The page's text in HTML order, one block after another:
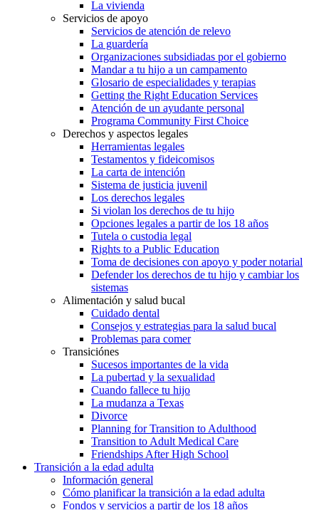
La vivienda
Servicios de apoyo
Servicios de atención de relevo
La guardería
Organizaciones subsidiadas por el gobierno
Mandar a tu hijo a un campamento
Glosario de especialidades y terapias
Getting the Right Education Services
Atención de un ayudante personal
Programa Community First Choice
Derechos y aspectos legales
Herramientas legales
Testamentos y fideicomisos
La carta de intención
Sistema de justicia juvenil
Los derechos legales
Si violan los derechos de tu hijo
Opciones legales a partir de los 18 años
Tutela o custodia legal
Rights to a Public Education
Toma de decisiones con apoyo y poder notarial
Defender los derechos de tu hijo y cambiar los
sistemas
Alimentación y salud bucal
Cuidado dental
Consejos y estrategias para la salud bucal
Problemas para comer
Transiciónes
Sucesos importantes de la vida
La pubertad y la sexualidad
Cuando fallece tu hijo
La mudanza a Texas
Divorce
Planning for Transition to Adulthood
Transition to Adult Medical Care
Friendships After High School
Transición a la edad adulta
Información general
Cómo planificar la transición a la edad adulta
Fondos y servicios a partir de los 18 años